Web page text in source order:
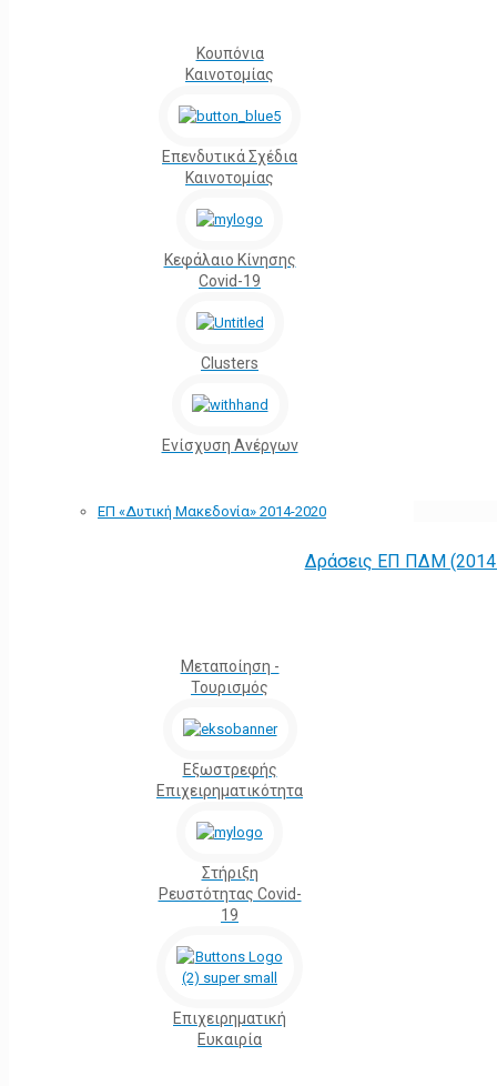
Κουπόνια
Καινοτομίας
Επενδυτικά Σχέδια
Καινοτομίας
Κεφάλαιο Κίνησης
Covid-19
Clusters
Ενίσχυση Ανέργων
ΕΠ «Δυτική Μακεδονία» 2014-2020
Δράσεις ΕΠ ΠΔΜ (2014
Μεταποίηση -
Τουρισμός
Εξωστρεφής
Επιχειρηματικότητα
Στήριξη
Ρευστότητας Covid-
19
Επιχειρηματική
Ευκαιρία